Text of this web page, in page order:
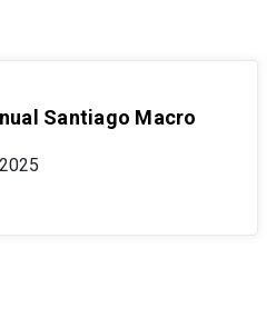
Santiago Macro